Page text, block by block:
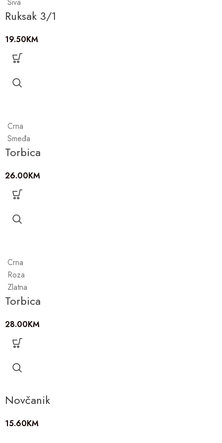
Ruksak 3/1
19.50KM
Crna
Smeđa
Torbica
26.00KM
Crna
Roza
Zlatna
Torbica
28.00KM
Novčanik
15.60KM